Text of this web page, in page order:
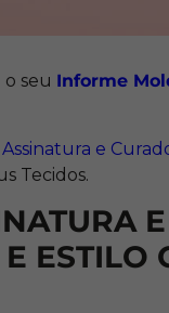
seu Informe
Assinatura e
Tecidos.
E
ESTILO